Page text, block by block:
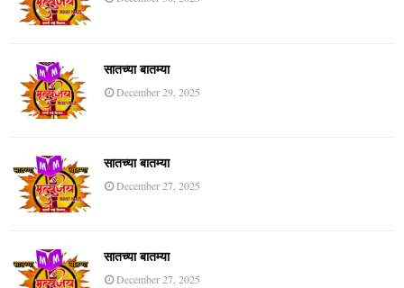
सातच्या बातम्या
December 29, 2025
सातच्या बातम्या
December 27, 2025
सातच्या बातम्या
December 27, 2025